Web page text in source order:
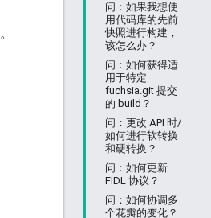
问：如果我想使
用代码库的先前
快照进行构建，
该怎么办？
问：如何获得适
用于特定
fuchsia.git 提交
的 build？
问：更改 API 时/
如何进行软转换
和硬转换？
问：如何更新
FIDL 协议？
问：如何协调多
个花瓣的变化？
。